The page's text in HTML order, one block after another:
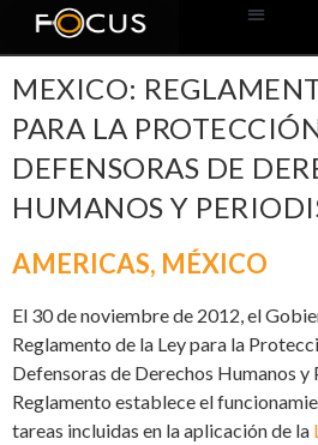
MEXICO:
PARA LA
DEFENSORAS DE
HUMANOS Y
AMERICAS, MÉXICO
El 30 de noviembre de 2012, el
Reglamento de la Ley para la
Defensoras de Derechos Humanos y
Reglamento establece el
tareas incluidas en la aplicación de la